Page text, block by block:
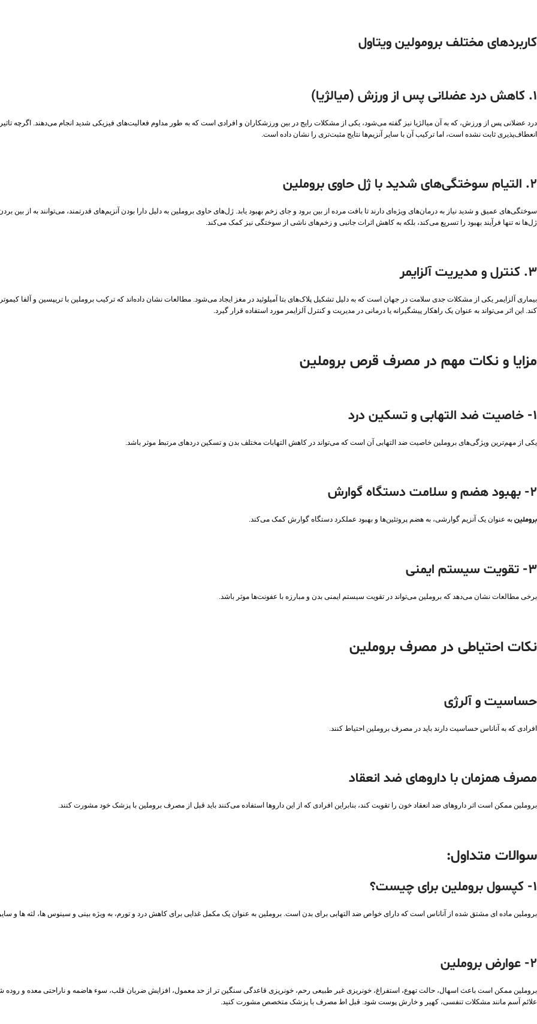
کاربردهای مختلف برومولین ویتاول
1. کاهش درد عضلانی پس از ورزش (میالژیا)
درد عضلانی پس از ورزش، که به آن میالژیا نیز گفته می‌شود، یکی از مشکلات رایج در بین ورزشکاران و افرادی است که به طور مداوم فعالیت‌های فیزیکی شدید انجام می‌دهند. اگرچه
انعطاف‌پذیری ثابت نشده است، اما ترکیب آن با سایر آنزیم‌ها نتایج مثبت‌تری را نشان داده است.
2. التیام سوختگی‌های شدید با ژل حاوی بروملین
سوختگی‌های عمیق و شدید نیاز به درمان‌های ویژه‌ای دارند تا بافت مرده از بین برود و جای زخم بهبود یابد. ژل‌های حاوی بروملین به دلیل دارا بودن آنزیم‌های قدرتمند، می‌توانند به از بین
ژل‌ها نه تنها فرآیند بهبود را تسریع می‌کند، بلکه به کاهش اثرات جانبی و زخم‌های ناشی از سوختگی نیز کمک می‌کند.
3. کنترل و مدیریت آلزایمر
بیماری آلزایمر یکی از مشکلات جدی سلامت در جهان است که به دلیل تشکیل پلاک‌های بتا آمیلوئید در مغز ایجاد می‌شود. مطالعات نشان داده‌اند که ترکیب بروملین با تریپسین و آلفا
کند. این اثر می‌تواند به عنوان یک راهکار پیشگیرانه یا درمانی در مدیریت و کنترل آلزایمر مورد استفاده قرار گیرد.
مزایا و نکات مهم در مصرف قرص بروملین
1- خاصیت ضد التهابی و تسکین درد
یکی از مهم‌ترین ویژگی‌های بروملین خاصیت ضد التهابی آن است که می‌تواند در کاهش التهابات مختلف بدن و تسکین دردهای مرتبط موثر باشد.
2- بهبود هضم و سلامت دستگاه گوارش
بروملین به عنوان یک آنزیم گوارشی، به هضم پروتئین‌ها و بهبود عملکرد دستگاه گوارش کمک می‌کند.
3- تقویت سیستم ایمنی
برخی مطالعات نشان می‌دهد که بروملین می‌تواند در تقویت سیستم ایمنی بدن و مبارزه با عفونت‌ها موثر باشد.
نکات احتیاطی در مصرف بروملین
حساسیت و آلرژی
افرادی که به آناناس حساسیت دارند باید در مصرف بروملین احتیاط کنند.
مصرف همزمان با داروهای ضد انعقاد
بروملین ممکن است اثر داروهای ضد انعقاد خون را تقویت کند، بنابراین افرادی که از این داروها استفاده می‌کنند باید قبل از مصرف بروملین با پزشک خود مشورت کنند.
سوالات متداول:
1- کپسول بروملین برای چیست؟
بروملین ماده ای مشتق شده از آناناس است که دارای خواص ضد التهابی برای بدن است. بروملین به عنوان یک مکمل غذایی برای کاهش درد و تورم، به ویژه بینی و سینوس ها، لثه ها و
2- عوارض بروملین
بروملین ممکن است باعث اسهال، حالت تهوع، استفراغ، خونریزی غیر طبیعی رحم، خونریزی قاعدگی سنگین تر از حد معمول، افزایش ضربان قلب، سوء هاضمه و ناراحتی معده و
علائم آسم مانند مشکلات تنفسی، کهیر و خارش پوست شود. قبل اط مصرف با پزشک متخصص مشورت کنید.